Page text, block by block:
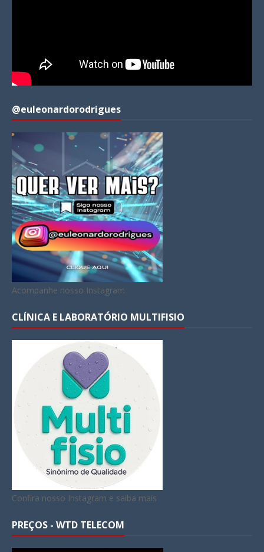
@euleonardorodrigues
Acompanhe nosso Instagram
CLÍNICA E LABORATÓRIO MULTIFISIO
Confira nosso Instagram e saiba mais
PREÇOS - WTD TELECOM